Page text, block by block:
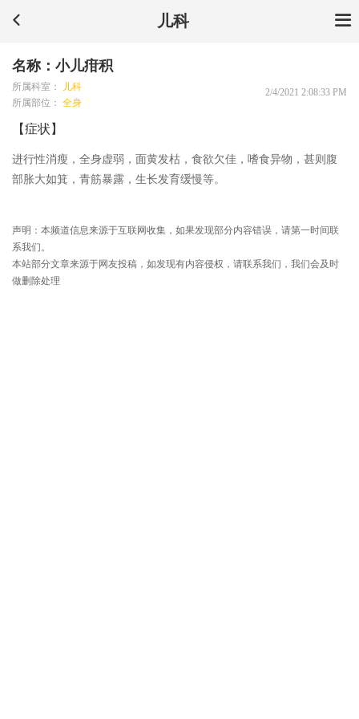
儿科
名称：小儿疳积
所属科室：
儿科
所属部位： 全身
2/4/2021 2:08:33 PM
【症状】
进行性消瘦，全身虚弱，面黄发枯，食欲欠佳，嗜食异物，甚则腹
部胀大如箕，青筋暴露，生长发育缓慢等。
声明：本频道信息来源于互联网收集，如果发现部分内容错误，请第一时间联
系我们。
本站部分文章来源于网友投稿，如发现有内容侵权，请联系我们，我们会及时
做删除处理